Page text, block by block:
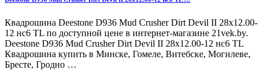
Квадрошина Deestone D936 Mud Crusher Dirt Devil II 28x12.00-
12 нс6 TL по доступной цене в интернет-магазине 21vek.by.
Deestone D936 Mud Crusher Dirt Devil II 28x12.00-12 нс6 TL
Квадрошина купить в Минске, Гомеле, Витебске, Могилеве,
Бресте, Гродно …